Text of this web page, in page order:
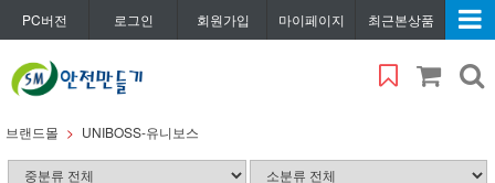
PC버전 로그인 회원가입 마이페이지 최근본상품
브랜드몰 UNIBOSS-유니보스